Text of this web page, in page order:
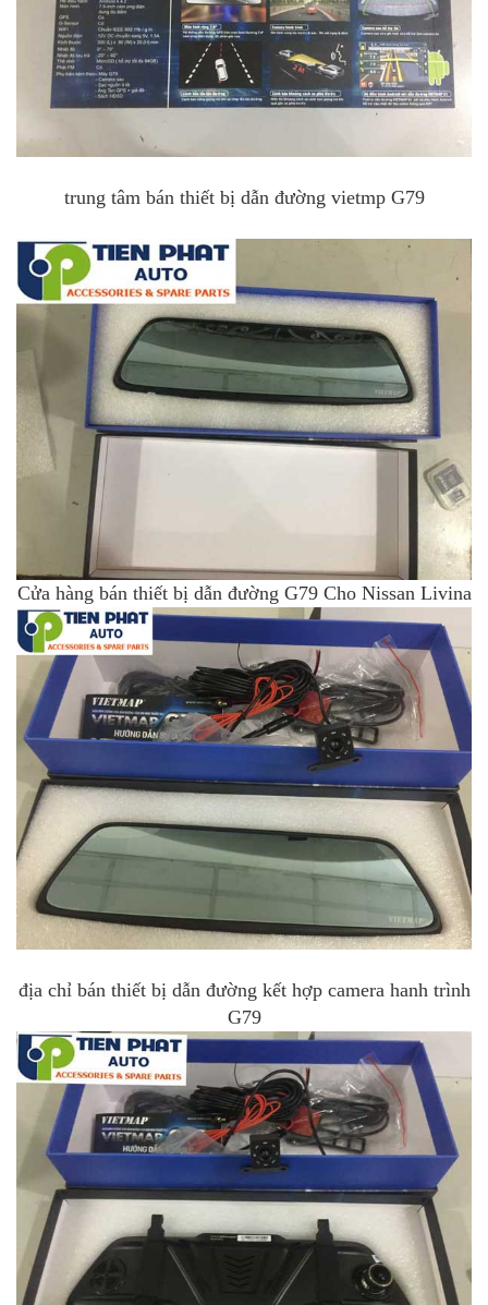
trung tâm bán thiết bị dẫn đường vietmp G79
Cửa hàng bán thiết bị dẫn đường G79 Cho Nissan Livina
địa chỉ bán thiết bị dẫn đường kết hợp camera hanh trình
G79